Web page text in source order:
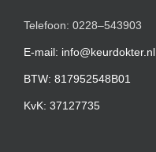
Telefoon: 0228–543903
E-mail: info@keurdokter.nl
BTW: 817952548B01
KvK: 37127735